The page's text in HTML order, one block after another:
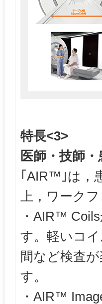
特長<3>
医師・技師
｢AIR™｣は，
上，ワーク
・AIR™
す。軽いコ
間など検査
す。
・AIR™